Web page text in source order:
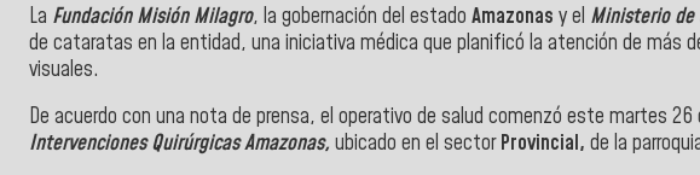
La Fundación Misión Milagro, la gobernación del estado Amazonas y el Ministerio
de cataratas en la entidad, una iniciativa médica que planificó la atención de más
visuales.
De acuerdo con una nota de prensa, el operativo de salud comenzó este martes
Intervenciones Quirúrgicas Amazonas, ubicado en el sectorProvincial, de la